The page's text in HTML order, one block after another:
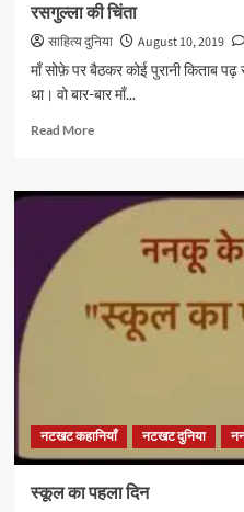
रसगुल्ला की चिंता
साहित्य दुनिया August 10, 2019
माँ सोफ़े पर बैठकर कोई पुरानी किताब
था। वो बार-बार माँ...
Read MoreRead
रसगुल्ला
चिंता
नटखट कहानियाँ नटखट दुनिया
स्कूल का पहला दिन